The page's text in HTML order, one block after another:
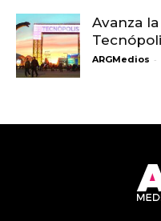
Avanza
ARGMedios -